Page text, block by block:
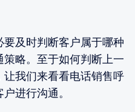
及时判断客户属于哪种
略。至于如何判断上一
让我们来看看电话销售呼
进行沟通。